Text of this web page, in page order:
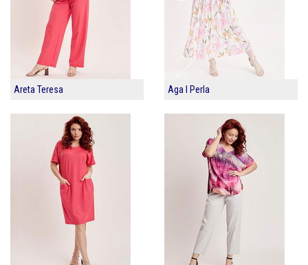
Areta Teresa Aga I Perla